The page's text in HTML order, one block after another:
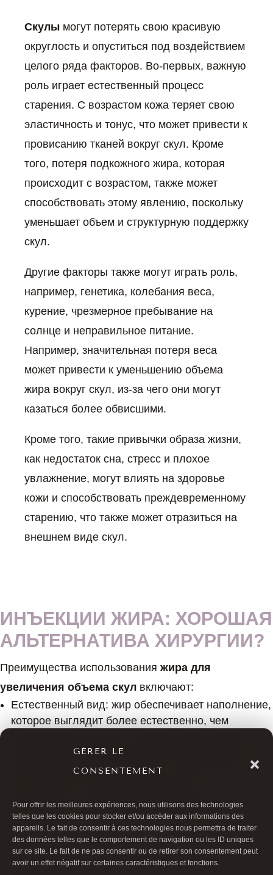
GÉRER LE
CONSENTEMENT
Pour offrir les meilleures expériences, nous utilisons des technologies
telles que les cookies pour stocker et/ou accéder aux informations des
appareils. Le fait de consentir à ces technologies nous permettra de traiter
des données telles que le comportement de navigation ou les ID uniques
sur ce site. Le fait de ne pas consentir ou de retirer son consentement peut
avoir un effet négatif sur certaines caractéristiques et fonctions.
Скулы могут потерять свою красивую
округлость и опуститься под воздействием
целого ряда факторов. Во-первых, важную
роль играет естественный процесс
старения. С возрастом кожа теряет свою
эластичность и тонус, что может привести к
провисанию тканей вокруг скул. Кроме
того, потеря подкожного жира, которая
происходит с возрастом, также может
способствовать этому явлению, поскольку
уменьшает объем и структурную поддержку
скул.
Другие факторы также могут играть роль,
например, генетика, колебания веса,
курение, чрезмерное пребывание на
солнце и неправильное питание.
Например, значительная потеря веса
может привести к уменьшению объема
жира вокруг скул, из-за чего они могут
казаться более обвисшими.
Кроме того, такие привычки образа жизни,
как недостаток сна, стресс и плохое
увлажнение, могут влиять на здоровье
кожи и способствовать преждевременному
старению, что также может отразиться на
внешнем виде скул.
ИНЪЕКЦИИ ЖИРА: ХОРОШАЯ
АЛЬТЕРНАТИВА ХИРУРГИИ?
Преимущества использования жира для
увеличения объема скул включают:
Естественный вид: жир обеспечивает наполнение,
которое выглядит более естественно, чем
выглядеть чрезмерно надутой или искусственной.
Жир гармонично вписывается в ткани лица,
Интеграция с тканями: перенесенный жир
однородно встраивается в толщу тканей, в отли
« `